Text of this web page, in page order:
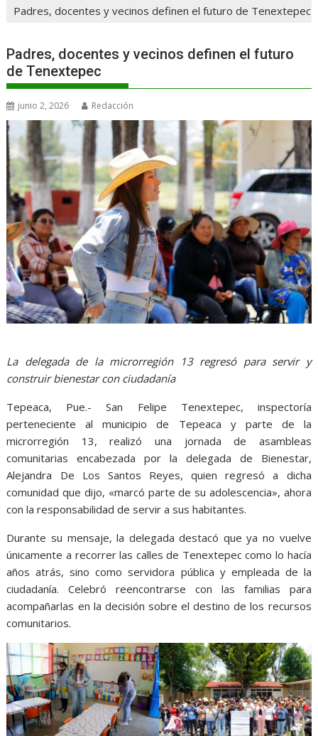
Padres, docentes y vecinos definen el futuro de Tenextepec
Padres, docentes y vecinos definen el futuro
de Tenextepec
junio 2, 2026 Redacción
La delegada de la microrregión 13 regresó para servir y
construir bienestar con ciudadanía
Tepeaca, Pue.- San Felipe Tenextepec, inspectoría
perteneciente al municipio de Tepeaca y parte de la
microrregión 13, realizó una jornada de asambleas
comunitarias encabezada por la delegada de Bienestar,
Alejandra De Los Santos Reyes, quien regresó a dicha
comunidad que dijo, «marcó parte de su adolescencia», ahora
con la responsabilidad de servir a sus habitantes.
Durante su mensaje, la delegada destacó que ya no vuelve
únicamente a recorrer las calles de Tenextepec como lo hacía
años atrás, sino como servidora pública y empleada de la
ciudadanía. Celebró reencontrarse con las familias para
acompañarlas en la decisión sobre el destino de los recursos
comunitarios.